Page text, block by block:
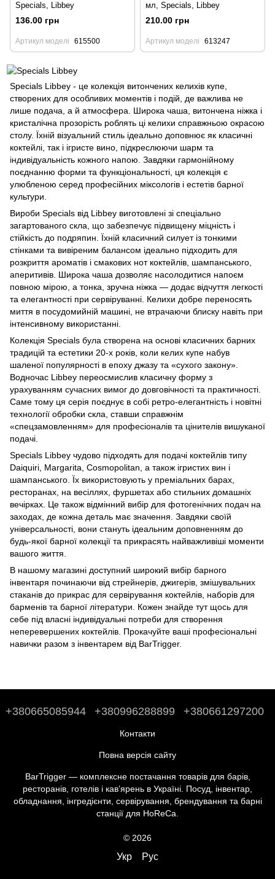
Specials, Libbey
136.00 грн
Артикул моделі 615500
мл, Specials, Libbey
210.00 грн
Артикул моделі 613247
Specials Libbey - це колекція витончених келихів купе,
створених для особливих моментів і подій, де важлива не
лише подача, а й атмосфера. Широка чаша, витончена ніжка і
кристалічна прозорість роблять ці келихи справжньою окрасою
столу. Їхній візуальний стиль ідеально доповнює як класичні
коктейлі, так і ігристе вино, підкреслюючи шарм та
індивідуальність кожного напою. Завдяки гармонійному
поєднанню форми та функціональності, ця колекція є
улюбленою серед професійних міксологів і естетів барної
культури.
Вироби Specials від Libbey виготовлені зі спеціально
загартованого скла, що забезпечує підвищену міцність і
стійкість до подряпин. Їхній класичний силует із тонкими
стінками та вивіреним балансом ідеально підходить для
розкриття ароматів і смакових нот коктейлів, шампанського,
аперитивів. Широка чаша дозволяє насолодитися напоєм
повною мірою, а тонка, зручна ніжка — додає відчуття легкості
та елегантності при сервіруванні. Келихи добре переносять
миття в посудомийній машині, не втрачаючи блиску навіть при
інтенсивному використанні.
Колекція Specials була створена на основі класичних барних
традицій та естетики 20-х років, коли келих купе набув
шаленої популярності в епоху джазу та «сухого закону».
Водночас Libbey переосмислив класичну форму з
урахуванням сучасних вимог до довговічності та практичності.
Саме тому ця серія поєднує в собі ретро-елегантність і новітні
технології обробки скла, ставши справжнім
«спецзамовленням» для професіоналів та цінителів вишуканої
подачі.
Specials Libbey чудово підходять для подачі коктейлів типу
Daiquiri, Margarita, Cosmopolitan, а також ігристих вин і
шампанського. Їх використовують у преміальних барах,
ресторанах, на весіллях, фуршетах або стильних домашніх
вечірках. Це також відмінний вибір для фотогенічних подач на
заходах, де кожна деталь має значення. Завдяки своїй
універсальності, вони стануть ідеальним доповненням до
будь-якої барної колекції та прикрасять найважливіші моменти
вашого життя.
В нашому магазині доступний широкий вибір барного
інвентаря починаючи від стрейнерів, джигерів, змішувальних
стаканів до прикрас для сервірування коктейлів наборів для
барменів та барної літератури . Кожен знайде тут щось для
себе під власні індивідуальні потреби для створення
неперевершених коктейлів. Прокачуйте ваші професіональні
навички разом з інвентарем від BarTrigger.
+380665085944 +380996288899 +380661297200
Контакти
Повна версія сайту
BarTrigger — комплексне постачання товарів для барів,
ресторанів, готелів і кав’ярень в Україні. Посуд, інвентар,
обладнання, інгредієнти, сервірування, брендування та барні
станції для HoReCa.
© 2026
Укр Рус